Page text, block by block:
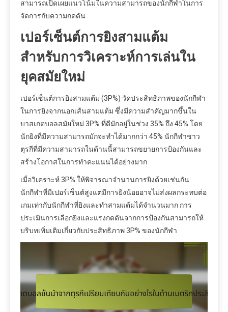
สามารถเปิดเผยแนวโน้มในความสามารถของนักกีฬาในการ
จัดการกับความกดดัน
เปอร์เซ็นต์การยิงสามแต้ม
สำหรับการวิเคราะห์การเล่นใน
ยุคสมัยใหม่
เปอร์เซ็นต์การยิงสามแต้ม (3P%) วัดประสิทธิภาพของนักกีฬา
ในการยิงจากนอกเส้นสามแต้ม ซึ่งมีความสำคัญมากขึ้นใน
บาสเกตบอลสมัยใหม่ 3P% ที่ดีมักอยู่ในช่วง 35% ถึง 45% โดย
นักยิงที่มีความสามารถมักจะทำได้มากกว่า 45% นักกีฬาชาว
ตุรกีที่มีความสามารถในด้านนี้สามารถขยายการป้องกันและ
สร้างโอกาสในการทำคะแนนได้อย่างมาก
เมื่อวิเคราะห์ 3P% ให้พิจารณาจำนวนการยิงด้วยเช่นกัน
นักกีฬาที่มีเปอร์เซ็นต์สูงแต่มีการยิงน้อยอาจไม่ส่งผลกระทบต่อ
เกมเท่ากับนักกีฬาที่ยิงและทำสามแต้มได้จำนวนมาก การ
ประเมินการเลือกยิงและแรงกดดันจากการป้องกันสามารถให้
บริบทเพิ่มเติมเกี่ยวกับประสิทธิภาพ 3P% ของนักกีฬา